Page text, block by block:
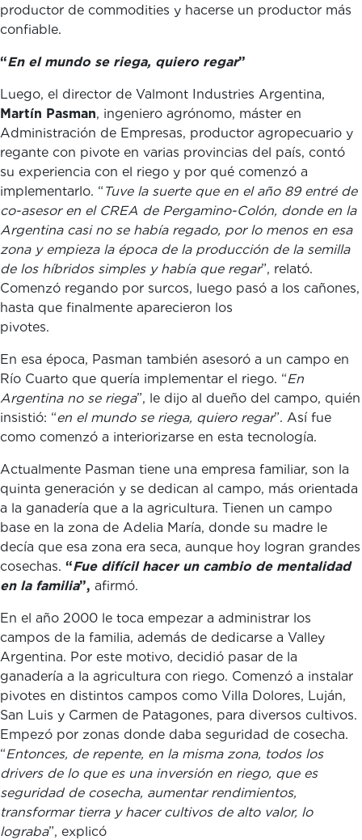
productor de commodities y hacerse un productor más
“En el mundo se riega, quiero regar”
Luego, el director de Valmont Industries Argentina,
Martín Pasman, ingeniero agrónomo, máster en
Administración de Empresas, productor agropecuario y
regante con pivote en varias provincias del país, contó
su experiencia con el riego y por qué comenzó a
implementarlo. “Tuve la suerte que en el año 89 entré de
co-asesor en el CREA de Pergamino-Colón, donde en la
Argentina casi no se había regado, por lo menos en esa
zona y empieza la época de la producción de la semilla
de los híbridos simples y había que regar”, relató.
Comenzó regando por surcos, luego pasó a los cañones,
hasta que finalmente aparecieron los
En esa época, Pasman también asesoró a un campo en
Río Cuarto que quería implementar el riego. “En
Argentina no se riega”, le dijo al dueño del campo, quién
insistió: “en el mundo se riega, quiero regar”. Así fue
como comenzó a interiorizarse en esta tecnología.
Actualmente Pasman tiene una empresa familiar, son la
quinta generación y se dedican al campo, más orientada
a la ganadería que a la agricultura. Tienen un campo
base en la zona de Adelia María, donde su madre le
decía que esa zona era seca, aunque hoy logran grandes
cosechas. “Fue difícil hacer un cambio de mentalidad
en la familia”, afirmó.
En el año 2000 le toca empezar a administrar los
campos de la familia, además de dedicarse a Valley
Argentina. Por este motivo, decidió pasar de la
ganadería a la agricultura con riego. Comenzó a instalar
pivotes en distintos campos como Villa Dolores, Luján,
San Luis y Carmen de Patagones, para diversos cultivos.
Empezó por zonas donde daba seguridad de cosecha.
“Entonces, de repente, en la misma zona, todos los
drivers de lo que es una inversión en riego, que es
seguridad de cosecha, aumentar rendimientos,
transformar tierra y hacer cultivos de alto valor, lo
lograba”, explicó